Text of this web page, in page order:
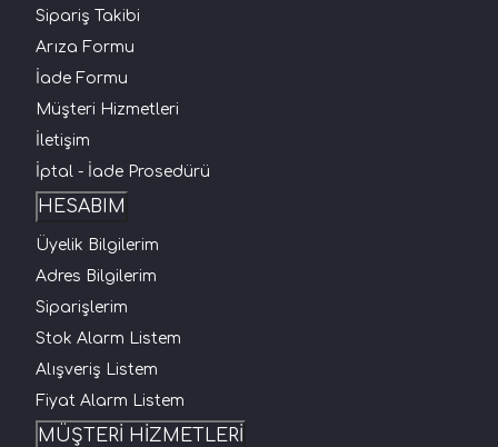
Sipariş Takibi
Arıza Formu
İade Formu
Müşteri Hizmetleri
İletişim
İptal - İade Prosedürü
HESABIM
Üyelik Bilgilerim
Adres Bilgilerim
Siparişlerim
Stok Alarm Listem
Alışveriş Listem
Fiyat Alarm Listem
MÜŞTERİ HİZMETLERİ